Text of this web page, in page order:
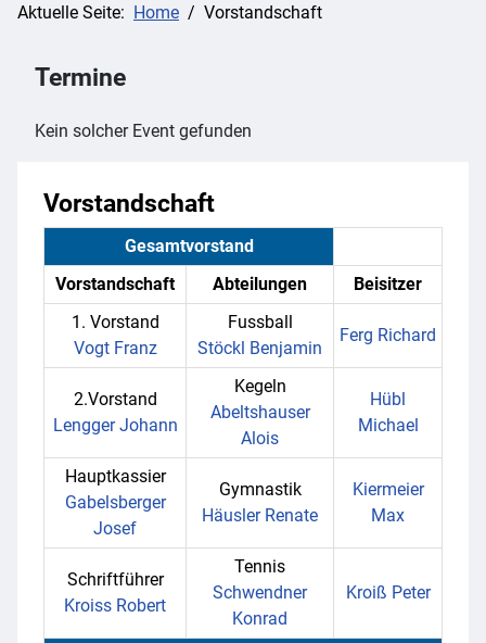
Aktuelle Seite: Home Vorstandschaft
Termine
Kein solcher Event gefunden
Vorstandschaft
Gesamtvorstand
Vorstandschaft
Abteilungen
Beisitzer
1. Vorstand
Vogt Franz
Fussball
Stöckl Benjamin
Ferg Richard
2.Vorstand
Lengger Johann
Kegeln
Abeltshauser
Alois
Hübl
Michael
Hauptkassier
Gabelsberger
Josef
Gymnastik
Häusler Renate
Kiermeier
Max
Schriftführer
Kroiss Robert
Tennis
Schwendner
Konrad
Kroiß Peter